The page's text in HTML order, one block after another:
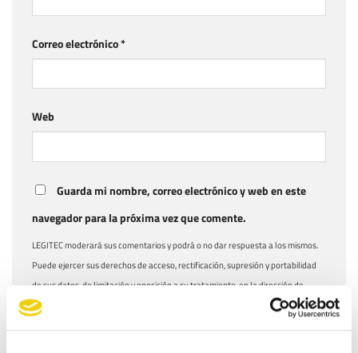
Correo electrónico*
Web
Guarda mi nombre, correo electrónico y web en este
navegador para la próxima vez que comente.
LEGITEC moderará sus comentarios y podrá o no dar respuesta a los mismos.
Puede ejercer sus derechos de acceso, rectificación, supresión y portabilidad
de sus datos, de limitación y oposición a su tratamiento, en la dirección de
correo electrónico
política de privacidadantes